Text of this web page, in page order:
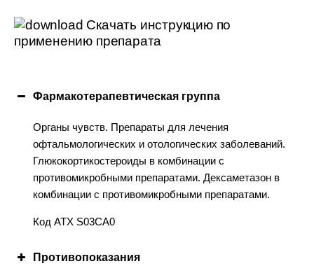
Скачать инструкцию по
применению препарата
Фармакотерапевтичеcкая группа
Органы чувств. Препараты для лечения
офтальмологических и отологических заболеваний.
Глюкокортикостероиды в комбинации с
противомикробными препаратами. Дексаметазон в
комбинации с противомикробными препаратами.
Код АТХ S03CA0
Противопоказания